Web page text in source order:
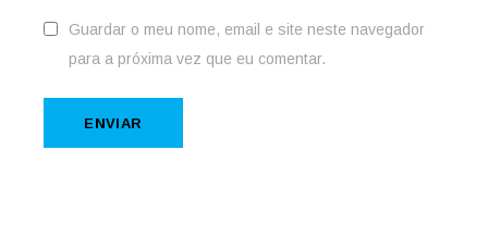
Guardar o meu nome, email e site neste navegador
para a próxima vez que eu comentar.
ENVIAR